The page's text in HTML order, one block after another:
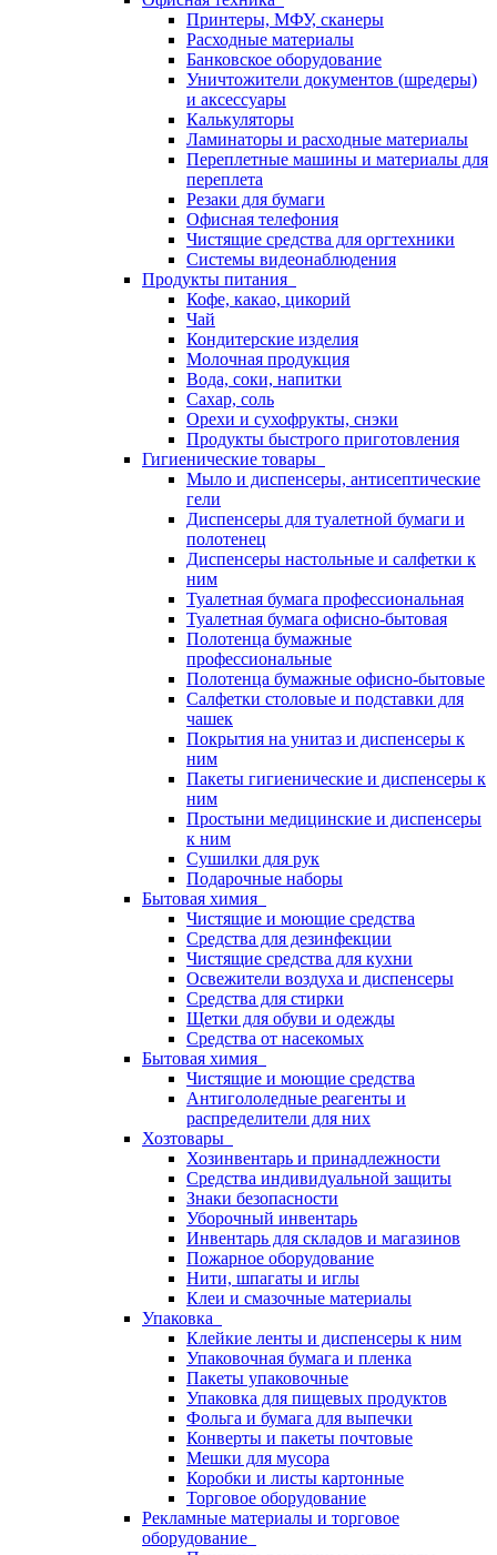
Принтеры, МФУ, сканеры
Расходные материалы
Банковское оборудование
Уничтожители документов (шредеры)
и аксессуары
Калькуляторы
Ламинаторы и расходные материалы
Переплетные машины и материалы для
переплета
Резаки для бумаги
Офисная телефония
Чистящие средства для оргтехники
Системы видеонаблюдения
Продукты питания
Кофе, какао, цикорий
Чай
Кондитерские изделия
Молочная продукция
Вода, соки, напитки
Сахар, соль
Орехи и сухофрукты, снэки
Продукты быстрого приготовления
Гигиенические товары
Мыло и диспенсеры, антисептические
гели
Диспенсеры для туалетной бумаги и
полотенец
Диспенсеры настольные и салфетки к
ним
Туалетная бумага профессиональная
Туалетная бумага офисно-бытовая
Полотенца бумажные
профессиональные
Полотенца бумажные офисно-бытовые
Салфетки столовые и подставки для
чашек
Покрытия на унитаз и диспенсеры к
ним
Пакеты гигиенические и диспенсеры к
ним
Простыни медицинские и диспенсеры
к ним
Сушилки для рук
Подарочные наборы
Бытовая химия
Чистящие и моющие средства
Средства для дезинфекции
Чистящие средства для кухни
Освежители воздуха и диспенсеры
Средства для стирки
Щетки для обуви и одежды
Средства от насекомых
Бытовая химия
Чистящие и моющие средства
Антигололедные реагенты и
распределители для них
Хозтовары
Хозинвентарь и принадлежности
Средства индивидуальной защиты
Знаки безопасности
Уборочный инвентарь
Инвентарь для складов и магазинов
Пожарное оборудование
Нити, шпагаты и иглы
Клеи и смазочные материалы
Упаковка
Клейкие ленты и диспенсеры к ним
Упаковочная бумага и пленка
Пакеты упаковочные
Упаковка для пищевых продуктов
Фольга и бумага для выпечки
Конверты и пакеты почтовые
Мешки для мусора
Коробки и листы картонные
Торговое оборудование
Рекламные материалы и торговое
оборудование